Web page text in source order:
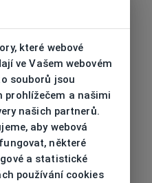
které webové
ve Vašem webovém
souborů jsou
prohlížečem a našimi
našich partnerů.
aby webová
některé
a statistické
používání cookies